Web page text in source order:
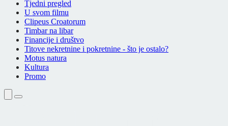
Tjedni pregled
U svom filmu
Clipeus Croatorum
Timbar na libar
Financije i društvo
Titove nekretnine i pokretnine - što je ostalo?
Motus natura
Kultura
Promo